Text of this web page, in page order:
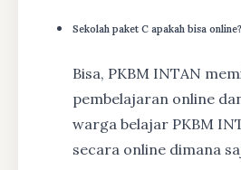
Sekolah paket C apakah bisa online?
Bisa, PKBM INTAN
pembelajaran online
warga belajar PKBM
secara online dimana